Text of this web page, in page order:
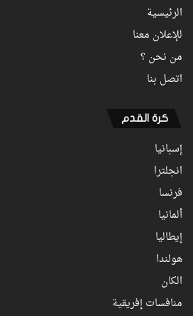
الرئيسية
للإعلان معنا
من نحن ؟
اتصل بنا
كرة القدم
إسبانيا
انجلترا
فرنسا
ألمانيا
إيطاليا
هولندا
الكان
منافسات إفريقية